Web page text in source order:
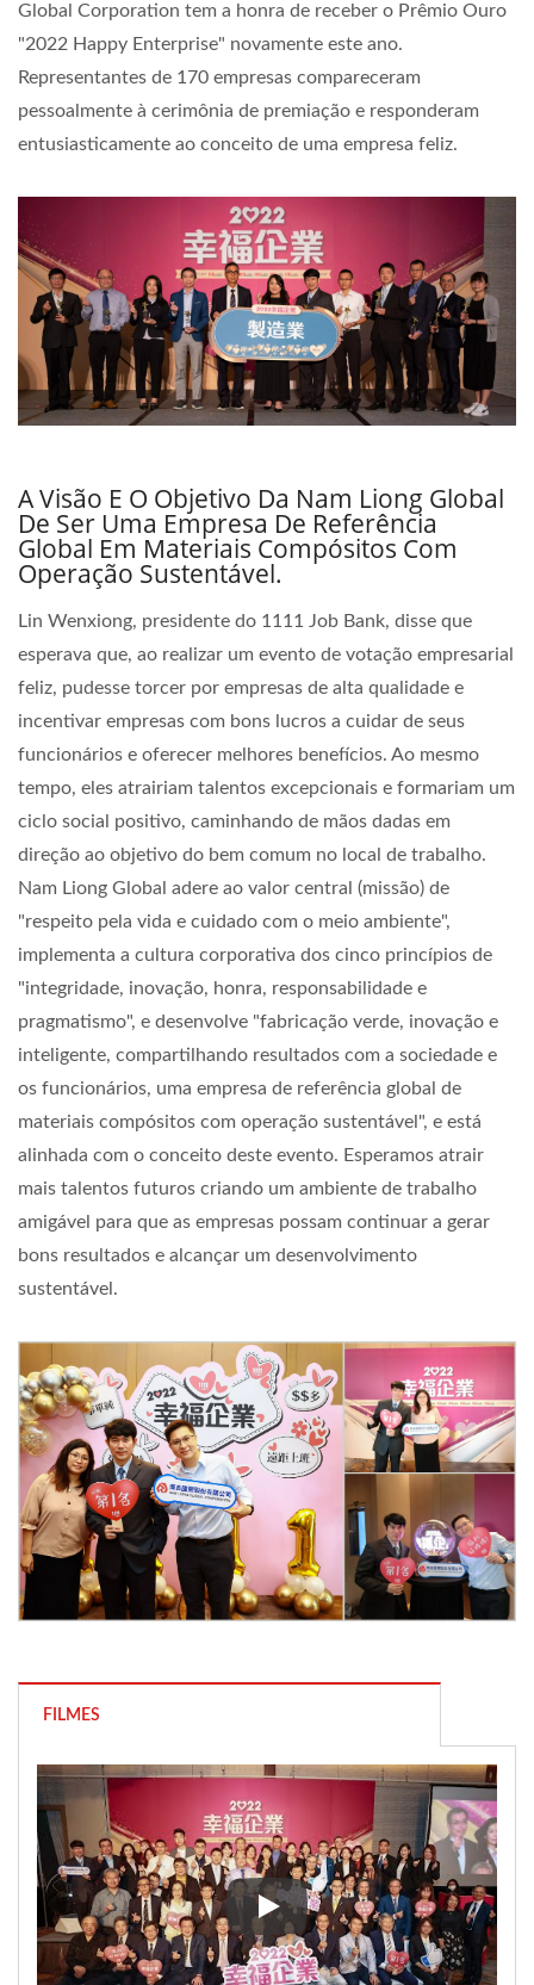
Global Corporation tem a honra de receber o Prêmio Ouro
"2022 Happy Enterprise" novamente este ano.
Representantes de 170 empresas compareceram
pessoalmente à cerimônia de premiação e responderam
entusiasticamente ao conceito de uma empresa feliz.
A Visão E O Objetivo Da Nam Liong Global
De Ser Uma Empresa De Referência
Global Em Materiais Compósitos Com
Operação Sustentável.
Lin Wenxiong, presidente do 1111 Job Bank, disse que
esperava que, ao realizar um evento de votação empresarial
feliz, pudesse torcer por empresas de alta qualidade e
incentivar empresas com bons lucros a cuidar de seus
funcionários e oferecer melhores benefícios. Ao mesmo
tempo, eles atrairiam talentos excepcionais e formariam um
ciclo social positivo, caminhando de mãos dadas em
direção ao objetivo do bem comum no local de trabalho.
Nam Liong Global adere ao valor central (missão) de
"respeito pela vida e cuidado com o meio ambiente",
implementa a cultura corporativa dos cinco princípios de
"integridade, inovação, honra, responsabilidade e
pragmatismo", e desenvolve "fabricação verde, inovação e
inteligente, compartilhando resultados com a sociedade e
os funcionários, uma empresa de referência global de
materiais compósitos com operação sustentável", e está
alinhada com o conceito deste evento. Esperamos atrair
mais talentos futuros criando um ambiente de trabalho
amigável para que as empresas possam continuar a gerar
bons resultados e alcançar um desenvolvimento
sustentável.
FILMES
Nam Liong Global Corporation